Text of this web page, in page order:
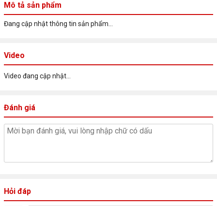
Mô tả sản phẩm
Đang cập nhật thông tin sản phẩm...
Video
Video đang cập nhật...
Đánh giá
Hỏi đáp